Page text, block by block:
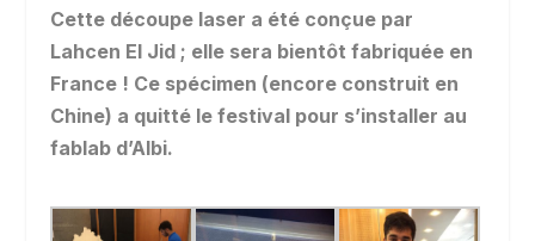
Cette découpe laser a été conçue par
Lahcen El Jid ; elle sera bientôt fabriquée en
France ! Ce spécimen (encore construit en
Chine) a quitté le festival pour s’installer au
fablab d’Albi.